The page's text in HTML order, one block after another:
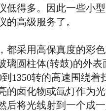
得多。因此一些小
高级服务了。
采用高保真度的彩色
圆柱体(转鼓)的外
1350转的高速围绕
卤化物或氙灯作为
将光线射到一个成